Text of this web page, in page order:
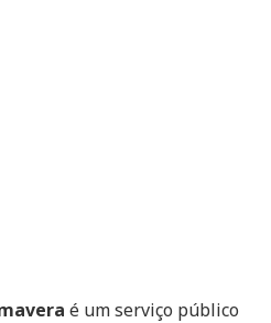
é um serviço público